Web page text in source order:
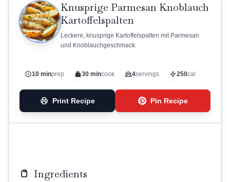
Knusprige Parmesan Knoblauch
Kartoffelspalten
Leckere, knusprige Kartoffelspalten mit Parmesan
und Knoblauchgeschmack.
10 minprep 30 mincook 4servings 250cal
Print Recipe Pin Recipe
Ingredients